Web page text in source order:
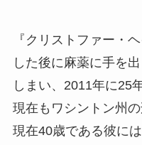
『クリストファー・
した後に麻薬に手を
しまい、2011年に25
現在もワシントン州
現在40歳である彼に